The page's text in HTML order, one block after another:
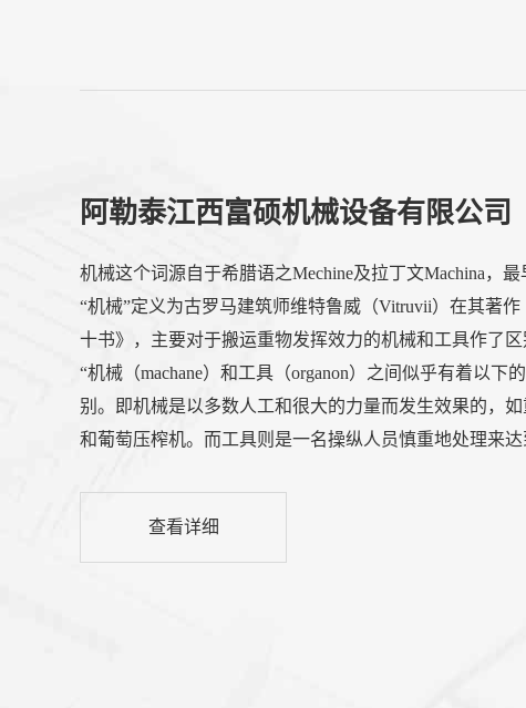
阿勒泰江西富硕机械设备有限公司
机械这个词源自于希腊语之Mechine及拉丁文Machina，最
“机械”定义为古罗马建筑师维特鲁威（Vitruvii）在其著作
十书》，主要对于搬运重物发挥效力的机械和工具作了区
“机械（machane）和工具（organon）之间似乎有着以下
别。即机械是以多数人工和很大的力量而发生效果的，如
和葡萄压榨机。而工具则是一名操纵人员慎重地处理来达
·希罗（Heron of Alexandria）在1世纪最早讨论了机械的基
查看详细